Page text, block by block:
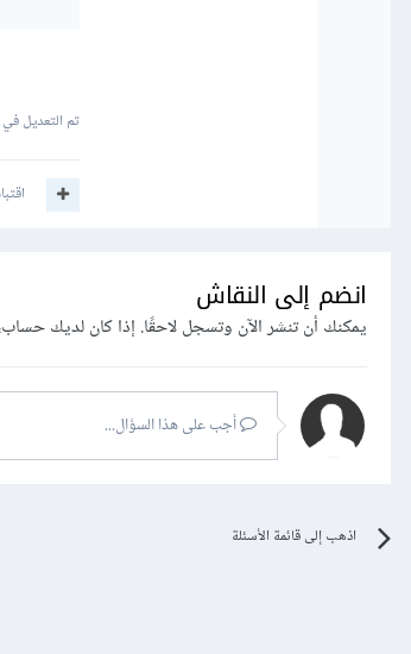
تم التعديل في
انضم إلى النقاش
يمكنك أن تنشر الآن وتسجل لاحقًا. إذا كان لديك
أجب على هذا السؤال...
اذهب إلى قائمة الأسئلة